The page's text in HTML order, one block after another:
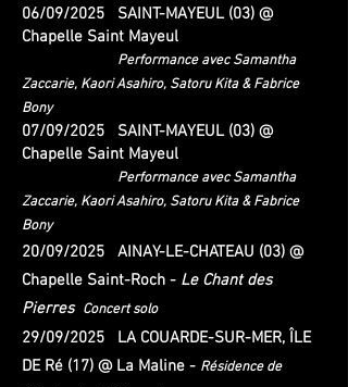
06/09/2025 SAINT-MAYEUL (03) @
Chapelle Saint Mayeul
Performance avec Samantha
Zaccarie, Kaori Asahiro, Satoru Kita & Fabrice
Bony
07/09/2025 SAINT-MAYEUL (03) @
Chapelle Saint Mayeul
Performance avec Samantha
Zaccarie, Kaori Asahiro, Satoru Kita & Fabrice
Bony
20/09/2025 AINAY-LE-CHATEAU (03) @
Chapelle Saint-Roch - Le Chant des
Pierres Concert solo
29/09/2025 LA COUARDE-SUR-MER, ÎLE
DE Ré (17) @ La Maline - Résidence de